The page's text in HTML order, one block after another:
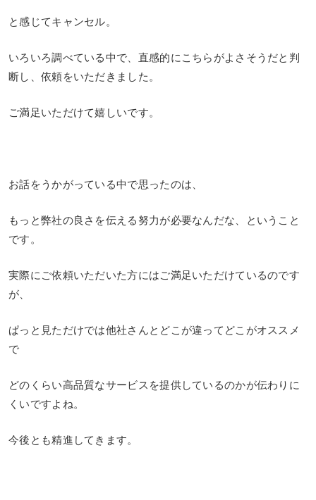
と感じてキャンセル。
いろいろ調べている中で、直感的にこちらがよさそうだと判
断し、依頼をいただきました。
ご満足いただけて嬉しいです。
お話をうかがっている中で思ったのは、
もっと弊社の良さを伝える努力が必要なんだな、ということ
です。
実際にご依頼いただいた方にはご満足いただけているのです
が、
ぱっと見ただけでは他社さんとどこが違ってどこがオススメ
で
どのくらい高品質なサービスを提供しているのかが伝わりに
くいですよね。
今後とも精進してきます。